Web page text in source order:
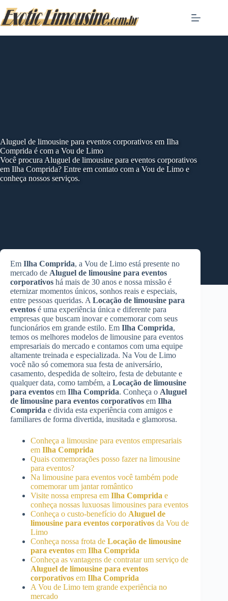
to
content
Aluguel de limousine para eventos corporativos em Ilha
Comprida é com a Vou de Limo
Você procura Aluguel de limousine para eventos corporativos
em Ilha Comprida? Entre em contato com a Vou de Limo e
conheça nossos serviços.
Em Ilha Comprida, a Vou de Limo está presente no
mercado de Aluguel de limousine para eventos
corporativos há mais de 30 anos e nossa missão é
eternizar momentos únicos, sonhos reais e especiais,
entre pessoas queridas. A Locação de limousine para
eventos é uma experiência única e diferente para
empresas que buscam inovar e comemorar com seus
funcionários em grande estilo. Em Ilha Comprida,
temos os melhores modelos de limousine para eventos
empresariais do mercado e contamos com uma equipe
altamente treinada e especializada. Na Vou de Limo
você não só comemora sua festa de aniversário,
casamento, despedida de solteiro, festa de debutante e
qualquer data, como também, a Locação de limousine
para eventos em Ilha Comprida. Conheça o Aluguel
de limousine para eventos corporativos em Ilha
Comprida e divida esta experiência com amigos e
familiares de forma divertida, inusitada e glamorosa.
Conheça a limousine para eventos empresariais
em Ilha Comprida
Quais comemorações posso fazer na limousine
para eventos?
Na limousine para eventos você também pode
comemorar um jantar romântico
Visite nossa empresa em Ilha Comprida e
conheça nossas luxuosas limousines para eventos
Conheça o custo-benefício do Aluguel de
limousine para eventos corporativos da Vou de
Limo
Conheça nossa frota de Locação de limousine
para eventos em Ilha Comprida
Conheça as vantagens de contratar um serviço de
Aluguel de limousine para eventos
corporativos em Ilha Comprida
A Vou de Limo tem grande experiência no
mercado